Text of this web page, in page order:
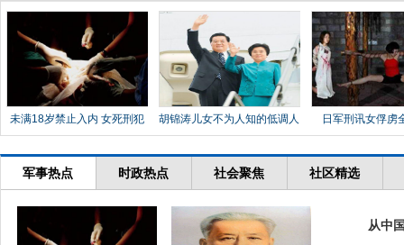
未满18岁禁止入内 女死刑犯 胡锦涛儿女不为人知的低调人 日军刑讯女俘虏